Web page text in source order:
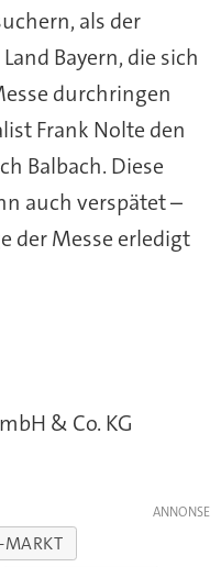
als der
Bayern, die sich
durchringen
Frank Nolte den
Balbach. Diese
auch verspätet –
der Messe erledigt
& Co. KG
MARKT